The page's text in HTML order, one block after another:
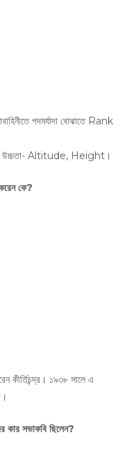
পদমর্যাদা বোঝাতে Rank
উচ্চতা- Altitude, Height।
কে?
কীর্তিচন্দ্র। ১৯৩৮ সালে এ
কার সভাকবি ছিলেন?